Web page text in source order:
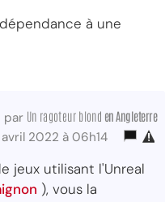
à une
par Un ragoteur blond en Angleterre
2022 à 06h14
jeux utilisant l'Unreal
), vous la